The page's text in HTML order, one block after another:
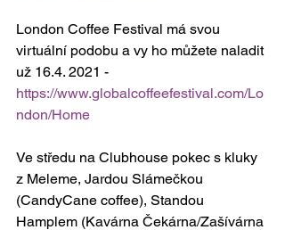
London Coffee Festival má svou
virtuální podobu a vy ho můžete naladit
už 16.4. 2021 -
https://www.globalcoffeefestival.com/Lo
ndon/Home
Ve středu na Clubhouse pokec s kluky
z Meleme, Jardou Slámečkou
(CandyCane coffee), Standou
Hamplem (Kavárna Čekárna/Zašívárna